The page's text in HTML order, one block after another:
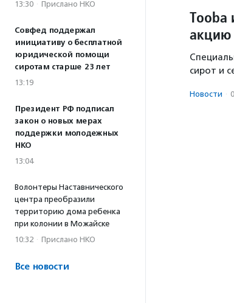
13:30 · Прислано НКО
Совфед поддержал
инициативу о бесплатной
юридической помощи
сиротам старше 23 лет
13:19
Президент РФ подписал
закон о новых мерах
поддержки молодежных
НКО
13:04
Волонтеры Наставнического
центра преобразили
территорию дома ребенка
при колонии в Можайске
10:32 · Прислано НКО
Все новости
Tooba
сирот и
Новости ·